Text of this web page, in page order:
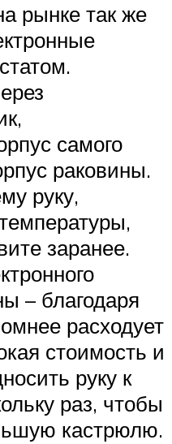
рынке так же
самого
раковины.
руку,
заранее.
– благодаря
расходует
стоимость и
руку к
раз, чтобы
кастрюлю.